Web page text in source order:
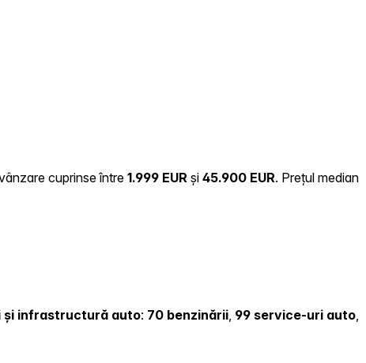
cuprinse între 1.999 EUR și 45.900 EUR. Prețul median
și infrastructură auto: 70 benzinării, 99 service-uri auto,